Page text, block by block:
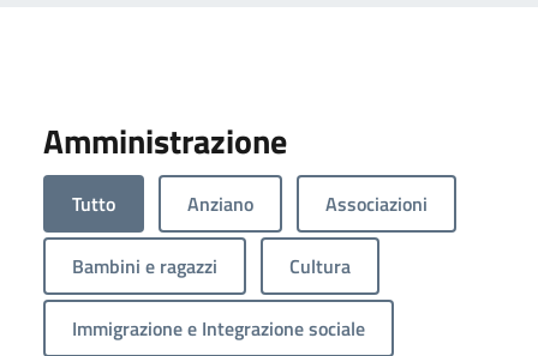
Amministrazione
Tutto Anziano Associazioni
Bambini e ragazzi Cultura
Immigrazione e Integrazione sociale